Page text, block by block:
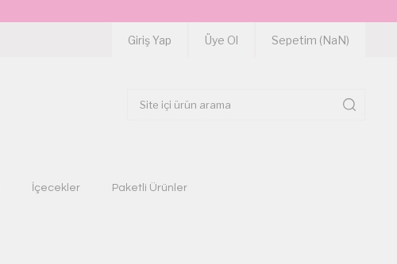
Giriş Yap Üye Ol Sepetim (NaN)
İçecekler Paketli Ürünler